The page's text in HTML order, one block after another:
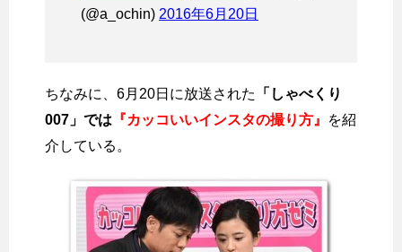
(@a_ochin) 2016年6月20日
ちなみに、6月20日に放送された
「しゃべくり
007」では 『カッコいいインスタの撮り方』
を紹
介している。